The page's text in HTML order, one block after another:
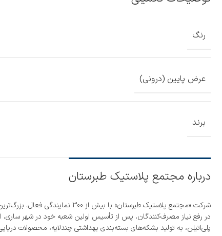
رنگ
عرض پایین (درونی)
برند
درباره مجتمع پلاستیک طبرستان
پلی‌اتیلن، به تولید بشکه‌های بسته‌بندی بهداشتی چندلایه، محصولات